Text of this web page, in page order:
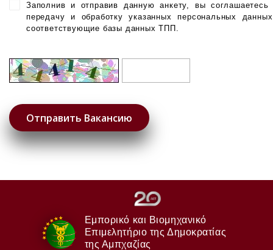
Заполнив и отправив данную анкету, вы соглашаетесь
передачу и обработку указанных персональных
соответствующие базы данных ТПП.
Εμπορικό και Βιομηχανικό
Επιμελητήριο της Δημοκρατίας
της Αμπχαζίας